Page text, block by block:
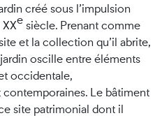
créé sous l’impulsion
esiècle. Prenant comme
et la collection qu’il abrite,
oscille entre éléments
occidentale,
Le bâtiment
site patrimonial dont il